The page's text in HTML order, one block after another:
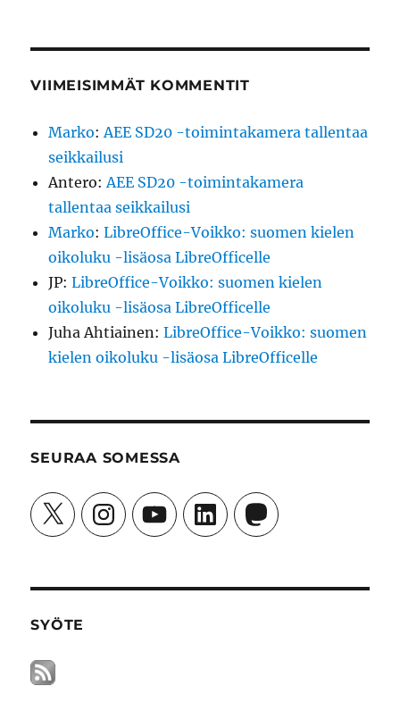
VIIMEISIMMÄT KOMMENTIT
Marko:AEE SD20 -toimintakamera tallentaa
seikkailusi
Antero:AEE SD20 -toimintakamera
tallentaa seikkailusi
Marko:LibreOffice-Voikko: suomen kielen
oikoluku -lisäosa LibreOfficelle
JP:LibreOffice-Voikko: suomen kielen
oikoluku -lisäosa LibreOfficelle
Juha Ahtiainen:LibreOffice-Voikko: suomen
kielen oikoluku -lisäosa LibreOfficelle
SEURAA SOMESSA
X InstagramYouTubeLinkedInMastodon
SYÖTE